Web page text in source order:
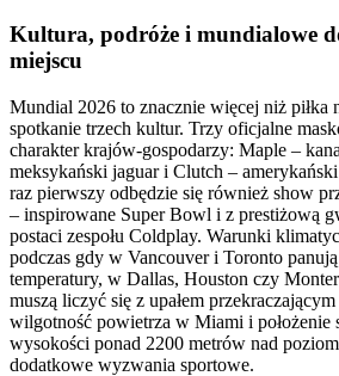
Kultura, podróże i mundialowe
miejscu
Mundial 2026 to znacznie więcej niż piłka
spotkanie trzech kultur. Trzy oficjalne
charakter krajów-gospodarzy: Maple –
meksykański jaguar i Clutch –
raz pierwszy odbędzie się również show
– inspirowane Super Bowl i z prestiżową
postaci zespołu Coldplay. Warunki
podczas gdy w Vancouver i Toronto
temperatury, w Dallas, Houston czy
muszą liczyć się z upałem
wilgotność powietrza w Miami i położenie
wysokości ponad 2200 metrów nad
dodatkowe wyzwania sportowe.